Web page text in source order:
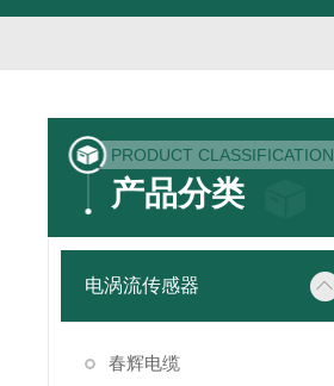
PRODUCT CLASSIFICATION
产品分类
电涡流传感器
春辉电缆